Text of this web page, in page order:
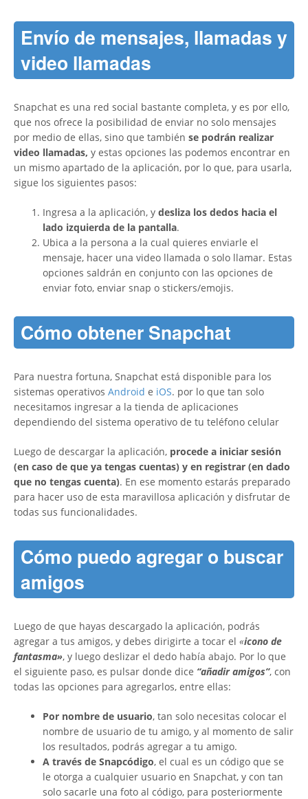
Envío de mensajes, llamadas y
video llamadas
Snapchat es una red social bastante completa, y es por ello,
que nos ofrece la posibilidad de enviar no solo mensajes
por medio de ellas, sino que también se podrán realizar
video llamadas, y estas opciones las podemos encontrar en
un mismo apartado de la aplicación, por lo que, para usarla,
sigue los siguientes pasos:
Ingresa a la aplicación, y desliza los dedos hacia el
lado izquierda de la pantalla.
Ubica a la persona a la cual quieres enviarle el
mensaje, hacer una video llamada o solo llamar. Estas
opciones saldrán en conjunto con las opciones de
enviar foto, enviar snap o stickers/emojis.
Cómo obtener Snapchat
Para nuestra fortuna, Snapchat está disponible para los
sistemas operativos Android e iOS. por lo que tan solo
necesitamos ingresar a la tienda de aplicaciones
dependiendo del sistema operativo de tu teléfono celular
Luego de descargar la aplicación, procede a iniciar sesión
(en caso de que ya tengas cuentas) y en registrar (en dado
que no tengas cuenta). En ese momento estarás preparado
para hacer uso de esta maravillosa aplicación y disfrutar de
todas sus funcionalidades.
Cómo puedo agregar o buscar
amigos
Luego de que hayas descargado la aplicación, podrás
agregar a tus amigos, y debes dirigirte a tocar el «icono de
fantasma», y luego deslizar el dedo había abajo. Por lo que
el siguiente paso, es pulsar donde dice “añadir amigos”, con
todas las opciones para agregarlos, entre ellas:
Por nombre de usuario, tan solo necesitas colocar el
nombre de usuario de tu amigo, y al momento de salir
los resultados, podrás agregar a tu amigo.
A través de Snapcódigo, el cual es un código que se
le otorga a cualquier usuario en Snapchat, y con tan
solo sacarle una foto al código, para posteriormente